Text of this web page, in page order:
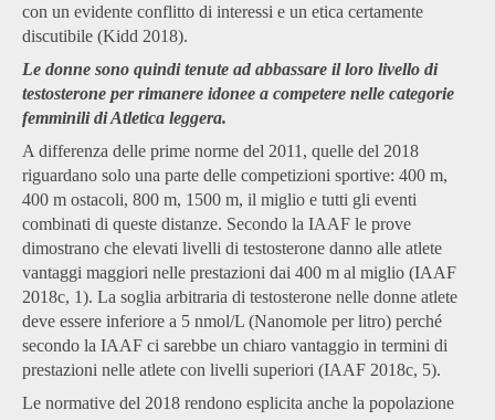
con un evidente conflitto di interessi e un etica certamente
discutibile (Kidd 2018).
Le donne sono quindi tenute ad abbassare il loro livello di
testosterone per rimanere idonee a competere nelle categorie
femminili di Atletica leggera.
A differenza delle prime norme del 2011, quelle del 2018
riguardano solo una parte delle competizioni sportive: 400 m,
400 m ostacoli, 800 m, 1500 m, il miglio e tutti gli eventi
combinati di queste distanze. Secondo la IAAF le prove
dimostrano che elevati livelli di testosterone danno alle atlete
vantaggi maggiori nelle prestazioni dai 400 m al miglio (IAAF
2018c, 1). La soglia arbitraria di testosterone nelle donne atlete
deve essere inferiore a 5 nmol/L (Nanomole per litro) perché
secondo la IAAF ci sarebbe un chiaro vantaggio in termini di
prestazioni nelle atlete con livelli superiori (IAAF 2018c, 5).
Le normative del 2018 rendono esplicita anche la popolazione